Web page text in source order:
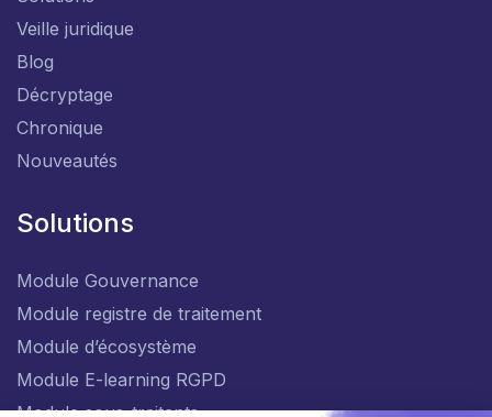
Solutions
Veille juridique
Blog
Décryptage
Chronique
Module Gouvernance
Module registre de traitement
Module d’écosystème
Module E-learning RGPD